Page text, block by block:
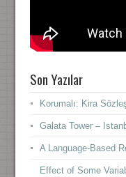
Son Yazılar
Korumalı: Kira
Galata Tower –
A Language-Based
Effect of Some